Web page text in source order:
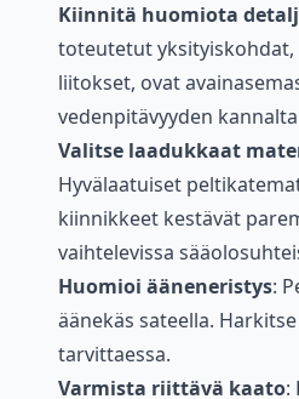
Kiinnitä huomiota
toteutetut
liitokset, ovat
vedenpitävyyden
Valitse laadukkaat
Hyvälaatuiset
kiinnikkeet kestävät
vaihtelevissa
Huomioi ääneneristys:
äänekäs sateella.
tarvittaessa.
Varmista riittävä kaato: